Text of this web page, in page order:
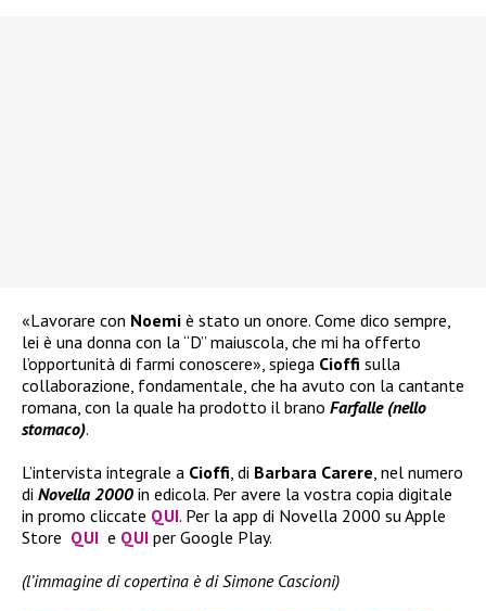
«Lavorare con Noemi è stato un onore. Come dico sempre,
lei è una donna con la “D” maiuscola, che mi ha offerto
l’opportunità di farmi conoscere», spiega Cioffi sulla
collaborazione, fondamentale, che ha avuto con la cantante
romana, con la quale ha prodotto il brano Farfalle (nello
stomaco).
L’intervista integrale a Cioffi, di Barbara Carere, nel numero
di Novella 2000 in edicola. Per avere la vostra copia digitale
in promo cliccate QUI. Per la app di Novella 2000 su Apple
Store QUI e QUI per Google Play.
(l’immagine di copertina è di Simone Cascioni)